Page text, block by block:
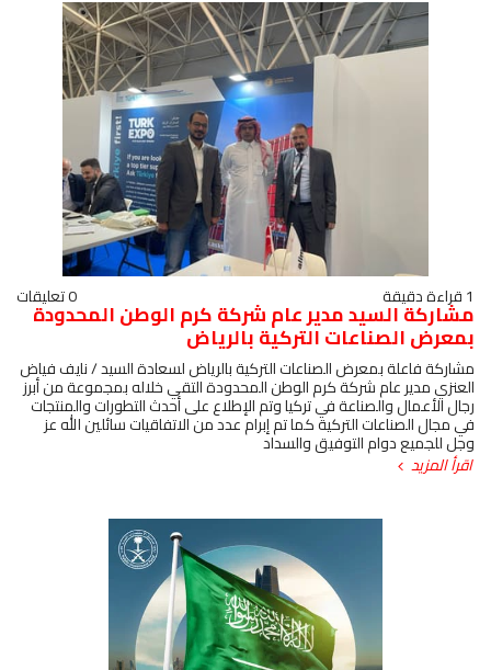
1 قراءة دقيقة 0 تعليقات
مشاركة السيد مدير عام شركة كرم الوطن المحدودة
بمعرض الصناعات التركية بالرياض
مشاركة فاعلة بمعرض الصناعات التركية بالرياض لسعادة السيد / نايف فياض
العنزي مدير عام شركة كرم الوطن المحدودة التقي خلاله بمجموعة من أبرز
رجال الأعمال والصناعة في تركيا وتم الإطلاع على أحدث التطورات والمنتجات
في مجال الصناعات التركية كما تم إبرام عدد من الاتفاقيات سائلين الله عز
وجل للجميع دوام التوفيق والسداد
اقرأ المزيد